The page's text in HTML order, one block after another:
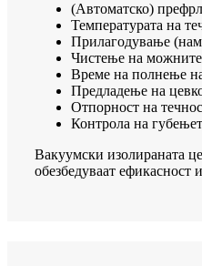
(Автоматско)
Температурата на
Прилагодување
Чистење на можните
Време на полнење
Предладење на
Отпорност на
Контрола на
Вакуумски изолираната
обезбедуваат ефикасност